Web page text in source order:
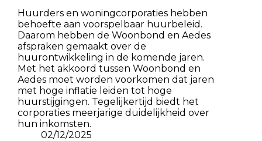
Huurders en woningcorporaties hebben
behoefte aan voorspelbaar huurbeleid.
Daarom hebben de Woonbond en Aedes
afspraken gemaakt over de
huurontwikkeling in de komende jaren.
Met het akkoord tussen Woonbond en
Aedes moet worden voorkomen dat jaren
met hoge inflatie leiden tot hoge
huurstijgingen. Tegelijkertijd biedt het
corporaties meerjarige duidelijkheid over
hun inkomsten.
02/12/2025